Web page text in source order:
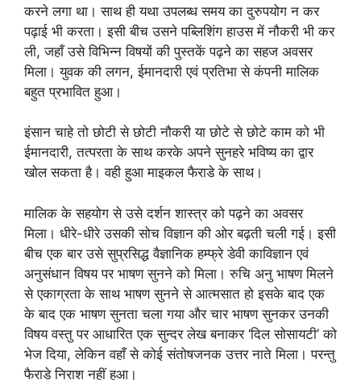
करने लगा था। साथ ही यथा उपलब्ध समय का दुरुपयोग न कर
पढ़ाई भी करता। इसी बीच उसने पब्लिशिंग हाउस में नौकरी भी कर
ली, जहाँ उसे विभिन्न विषयों की पुस्तकें पढ़ने का सहज अवसर
मिला। युवक की लगन, ईमानदारी एवं प्रतिभा से कंपनी मालिक
बहुत प्रभावित हुआ।
इंसान चाहे तो छोटी से छोटी नौकरी या छोटे से छोटे काम को भी
ईमानदारी, तत्परता के साथ करके अपने सुनहरे भविष्य का द्वार
खोल सकता है। वही हुआ माइकल फैराडे के साथ।
मालिक के सहयोग से उसे दर्शन शास्त्र को पढ़ने का अवसर
मिला। धीरे-धीरे उसकी सोच विज्ञान की ओर बढ़ती चली गई। इसी
बीच एक बार उसे सुप्रसिद्ध वैज्ञानिक हम्फ्रे डेवी काविज्ञान एवं
अनुसंधान विषय पर भाषण सुनने को मिला। रुचि अनु भाषण मिलने
से एकाग्रता के साथ भाषण सुनने से आत्मसात हो इसके बाद एक
के बाद एक भाषण सुनता चला गया और चार भाषण सुनकर उनकी
विषय वस्तु पर आधारित एक सुन्दर लेख बनाकर ‘दिल सोसायटी’ को
भेज दिया, लेकिन वहाँ से कोई संतोषजनक उत्तर नाते मिला। परन्तु
फैराडे निराश नहीं हुआ।